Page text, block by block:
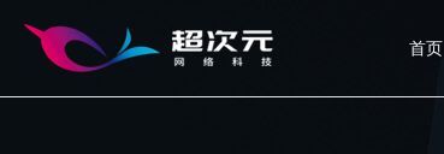
首页